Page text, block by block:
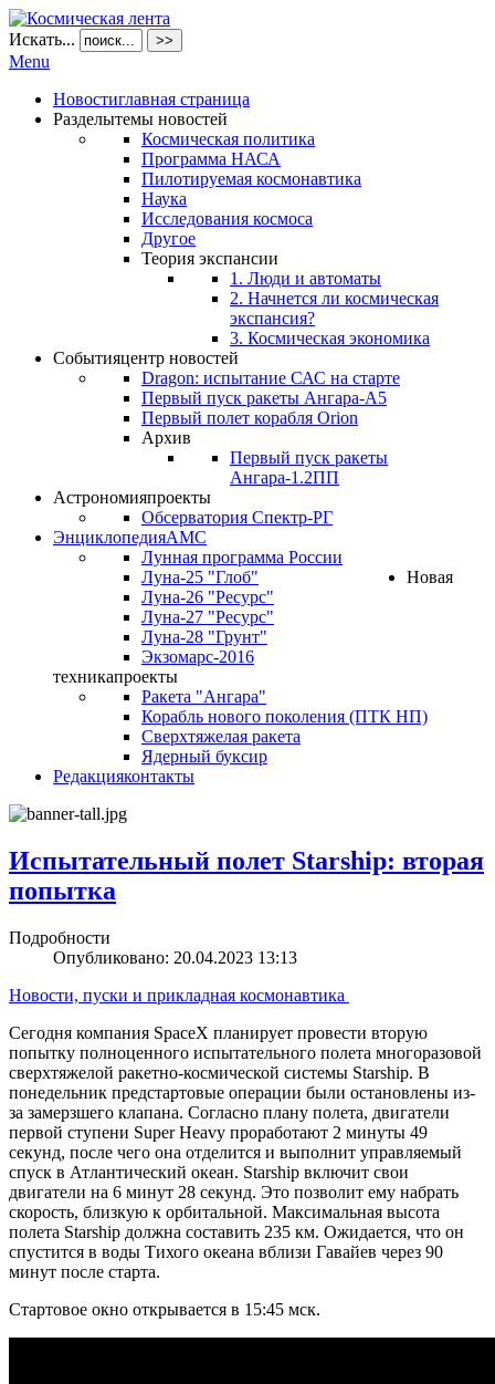
Искать... >>
Menu
Новостиглавная страница
Разделытемы новостей
Космическая политика
Программа НАСА
Пилотируемая космонавтика
Наука
Исследования космоса
Другое
Теория экспансии
1. Люди и автоматы
2. Начнется ли космическая
экспансия?
3. Космическая экономика
Событияцентр новостей
Dragon: испытание САС на старте
Первый пуск ракеты Ангара-А5
Первый полет корабля Orion
Архив
Первый пуск ракеты
Ангара-1.2ПП
Астрономияпроекты
Обсерватория Спектр-РГ
ЭнциклопедияАМС
Лунная программа России
Луна-25 "Глоб"
Луна-26 "Ресурс"
Луна-27 "Ресурс"
Луна-28 "Грунт"
Экзомарс-2016
Новая
техникапроекты
Ракета "Ангара"
Корабль нового поколения (ПТК НП)
Сверхтяжелая ракета
Ядерный буксир
Редакцияконтакты
Испытательный полет Starship: вторая
попытка
Подробности
Опубликовано: 20.04.2023 13:13
Новости, пуски и прикладная космонавтика
Сегодня компания SpaceX планирует провести вторую
попытку полноценного испытательного полета многоразовой
сверхтяжелой ракетно-космической системы Starship. В
понедельник предстартовые операции были остановлены из-
за замерзшего клапана. Согласно плану полета, двигатели
первой ступени Super Heavy проработают 2 минуты 49
секунд, после чего она отделится и выполнит управляемый
спуск в Атлантический океан. Starship включит свои
двигатели на 6 минут 28 секунд. Это позволит ему набрать
скорость, близкую к орбитальной. Максимальная высота
полета Starship должна составить 235 км. Ожидается, что он
спустится в воды Тихого океана вблизи Гавайев через 90
минут после старта.
Стартовое окно открывается в 15:45 мск.